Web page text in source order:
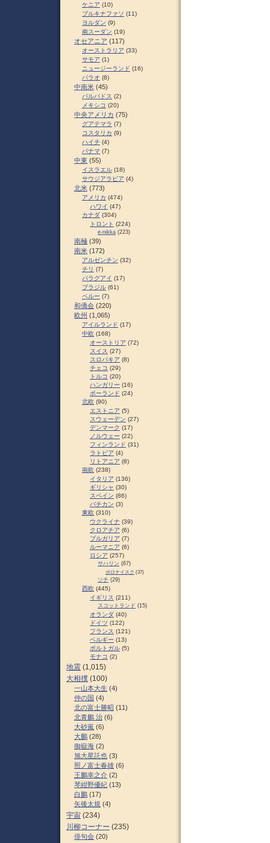
ケニア (10)
ブルキナファソ (11)
ヨルダン (9)
南スーダン (19)
オセアニア (117)
オーストラリア (33)
サモア (1)
ニュージーランド (16)
パラオ (8)
中南米 (45)
バルバドス (2)
メキシコ (20)
中央アメリカ (75)
グアテマラ (7)
コスタリカ (9)
ハイチ (4)
パナマ (7)
中東 (55)
イスラエル (18)
サウジアラビア (4)
北米 (773)
アメリカ (474)
ハワイ (47)
カナダ (304)
トロント (224)
e-nikka (223)
南極 (39)
南米 (172)
アルゼンチン (32)
チリ (7)
パラグアイ (17)
ブラジル (61)
ペルー (7)
和僑会 (220)
欧州 (1,065)
アイルランド (17)
中欧 (168)
オーストリア (72)
スイス (27)
スロパキア (8)
チェコ (29)
トルコ (20)
ハンガリー (16)
ポーランド (24)
北欧 (90)
エストニア (5)
スウェーデン (27)
デンマーク (17)
ノルウェー (22)
フィンランド (31)
ラトビア (4)
リトアニア (8)
南欧 (238)
イタリア (136)
ギリシャ (30)
スペイン (86)
バチカン (3)
東欧 (310)
ウクライナ (39)
クロアチア (6)
ブルガリア (7)
ルーマニア (6)
ロシア (257)
サハリン (67)
ポロナイスク (37)
ソチ (29)
西欧 (445)
イギリス (211)
スコットランド (15)
オランダ (40)
ドイツ (122)
フランス (121)
ベルギー (13)
ポルトガル (5)
モナコ (2)
地震 (1,015)
大相撲 (100)
一山本大生 (4)
仲の国 (4)
北の富士勝昭 (11)
北青鵬 治 (6)
大砂嵐 (6)
大鵬 (28)
御嶽海 (2)
旭大星託也 (3)
照ノ富士春雄 (6)
王鵬幸之介 (2)
琴紺野優紀 (13)
白鵬 (17)
矢後太規 (4)
宇宙 (234)
川柳コーナー (235)
俳句会 (20)